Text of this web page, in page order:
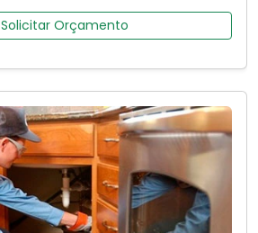
Solicitar Orçamento